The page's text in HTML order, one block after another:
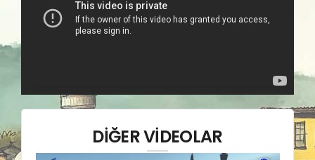
YAYINLARIMIZ
DİĞER VİDEOLAR